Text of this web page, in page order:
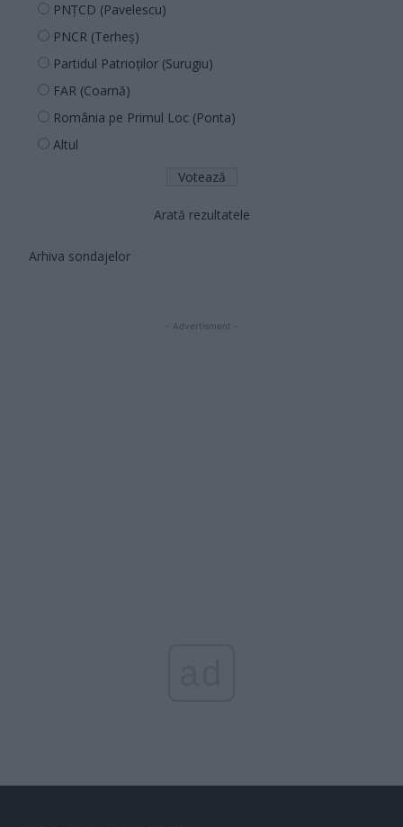
PNȚCD (Pavelescu)
PNCR (Terheș)
Partidul Patrioților (Surugiu)
FAR (Coarnă)
România pe Primul Loc (Ponta)
Altul
Arată rezultatele
Arhiva sondajelor
- Advertisment -